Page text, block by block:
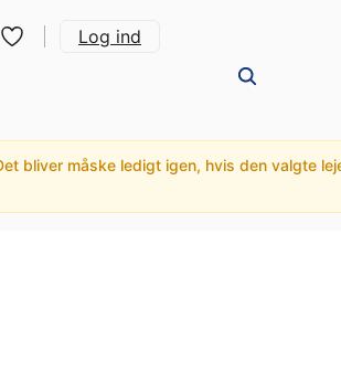
Log ind
bliver måske ledigt igen, hvis den valgte